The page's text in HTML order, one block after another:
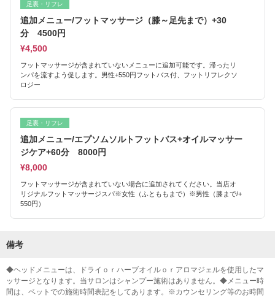
足裏・リフレ
追加メニュー/フットマッサージ（膝～足先まで）+30
分 4500円
¥4,500
フットマッサージが含まれていないメニューに追加可能です。滞ったリ
ンパを流すよう促します。男性+550円フットバス付、フットリフレクソ
ロジー
足裏・リフレ
追加メニュー/エプソムソルトフットバス+オイルマッサー
ジケア+60分 8000円
¥8,000
フットマッサージが含まれていない場合に追加されてください。当店オ
リジナルフットマッサージスパ※女性（ふとももまで）※男性（膝まで/+
550円）
備考
◆ヘッドメニューは、ドライｏｒハーブオイルｏｒアロマジェルを使用したマ
ッサージとなります。当サロンはシャンプー施術はありません。◆メニュー時
間は、ベットでの施術時間表記をしてあります。※カウンセリング等のお時間